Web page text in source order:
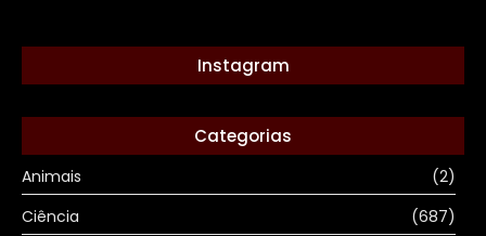
Instagram
Categorias
Animais
(2)
Ciência
(687)